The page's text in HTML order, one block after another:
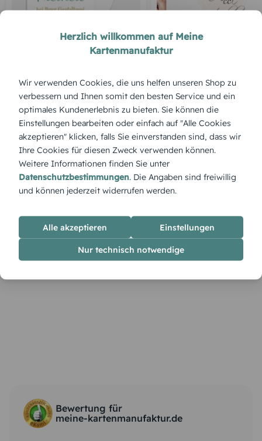
DANKESKARTE HOCHZEIT MODERN
Mein Herz
Bewertung für
meine-kartenmanufaktur.de
Herzlich willkommen auf Meine
Kartenmanufaktur
Wir verwenden Cookies, die uns helfen unseren Shop zu
verbessern und Ihnen somit den besten Service und ein
optimales Kundenerlebnis zu bieten. Sie können die
Einstellungen bearbeiten oder einfach auf "Alle Cookies
akzeptieren" klicken, falls Sie einverstanden sind, dass wir
Ihre Cookies für diesen Zweck verwenden können.
Weitere Informationen finden Sie unter
Datenschutzbestimmungen. Die Angaben sind freiwillig
und können jederzeit widerrufen werden.
Alle akzeptieren Einstellungen
Nur technisch notwendige